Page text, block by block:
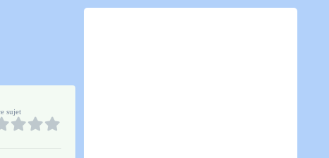
sujet